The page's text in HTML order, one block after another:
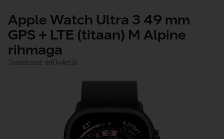
Apple Watch Ultra 3 49 mm
GPS + LTE (titaan) M Alpine
rihmaga
Tootekood: mf0v4et/a